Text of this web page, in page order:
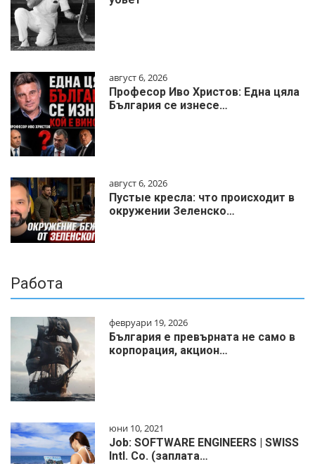
август 6, 2026
Професор Иво Христов: Една цяла
България се изнесе…
август 6, 2026
Пустые кресла: что происходит в
окружении Зеленско…
Работа
февруари 19, 2026
България е превърната не само в
корпорация, акцион…
юни 10, 2021
Job: SOFTWARE ENGINEERS | SWISS
Intl. Co. (заплата…